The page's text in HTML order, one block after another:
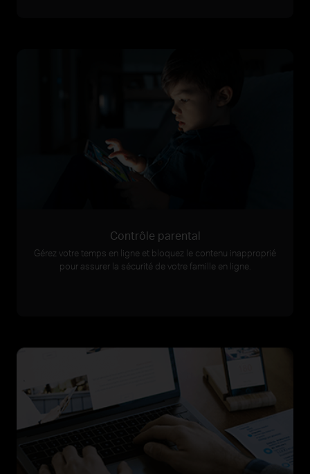
Contrôle parental
Gérez votre temps en ligne et bloquez le contenu inapproprié
pour assurer la sécurité de votre famille en ligne.